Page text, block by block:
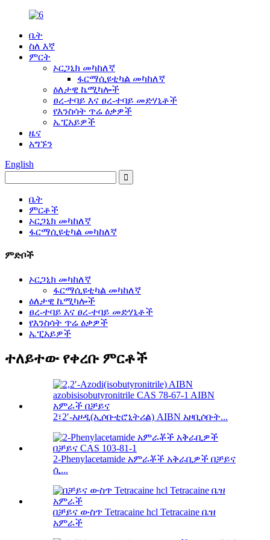
ቤት
ስለ እኛ
ምርት
ኦርጋኒክ መካከለኛ
ፋርማሲዩቲካል መካከለኛ
ዕለታዊ ኬሚካሎች
ፀረ-ተባይ እና ፀረ-ተባይ መድሃኒቶች
የእንስሳት ጥሬ ዕቃዎች
ኤፒአይዎች
ዜና
አግኙን
English
ቤት
ምርቶች
ኦርጋኒክ መካከለኛ
ፋርማሲዩቲካል መካከለኛ
ምድቦች
ኦርጋኒክ መካከለኛ
ፋርማሲዩቲካል መካከለኛ
ዕለታዊ ኬሚካሎች
ፀረ-ተባይ እና ፀረ-ተባይ መድሃኒቶች
የእንስሳት ጥሬ ዕቃዎች
ኤፒአይዎች
ተለይተው የቀረቡ ምርቶች
2፣2′-አዞዲ(ኢሶቡቲሮኒትሪል) AIBN አዞቢሶቡት...
2-Phenylacetamide አምራቾች አቅራቢዎች በቻይና
ሲ...
በቻይና ውስጥ Tetracaine hcl Tetracaine ቤዝ
አምራች